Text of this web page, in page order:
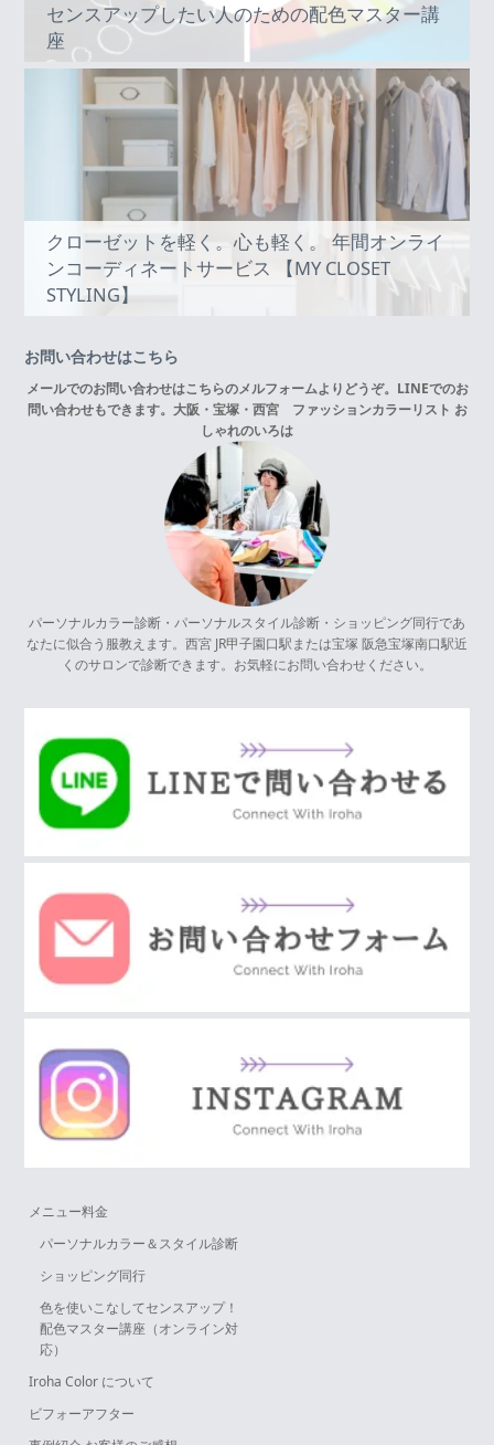
センスアップしたい人のための配色マスター講
座
クローゼットを軽く。心も軽く。 年間オンライ
ンコーディネートサービス 【MY CLOSET
STYLING】
お問い合わせはこちら
メールでのお問い合わせはこちらのメルフォームよりどうぞ。LINEでのお
問い合わせもできます。 大阪・宝塚・西宮 ファッションカラーリスト お
しゃれのいろは
パーソナルカラー診断・パーソナルスタイル診断・ショッピング同行であ
なたに似合う服教えます。西宮 JR甲子園口駅または宝塚 阪急宝塚南口駅近
くのサロンで診断できます。お気軽にお問い合わせください。
メニュー料金
パーソナルカラー＆スタイル診断
ショッピング同行
色を使いこなしてセンスアップ！
配色マスター講座（オンライン対
応）
Iroha Color について
ビフォーアフター